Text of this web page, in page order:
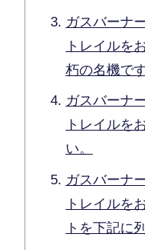
ガスバーナ
トレイルを
朽の名機で
ガスバーナ
トレイルを
い。
ガスバーナ
トレイルを
トを下記に